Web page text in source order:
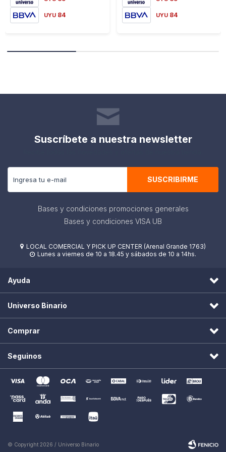
UYU 84 UYU 84
Suscríbete a nuestra newsletter
SUSCRIBIRME
Bases y condiciones promociones generales
Bases y condiciones VISA UB
 LOCAL COMERCIAL Y PICK UP CENTER (Arenal Grande 1763)
 Lunes a viernes de 10 a 18.45 y sábados de 10 a 14hs.
Ayuda
Universo Binario
Comprar
Seguinos
© Copyright 2026 / Universo Binario